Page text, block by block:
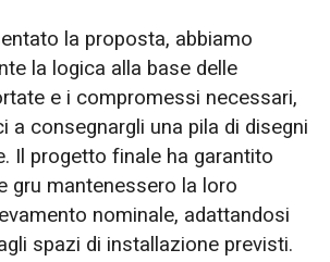
la proposta, abbiamo
la logica alla base delle
e i compromessi necessari,
a consegnargli una pila di disegni
Il progetto finale ha garantito
gru mantenessero la loro
nominale, adattandosi
spazi di installazione previsti.